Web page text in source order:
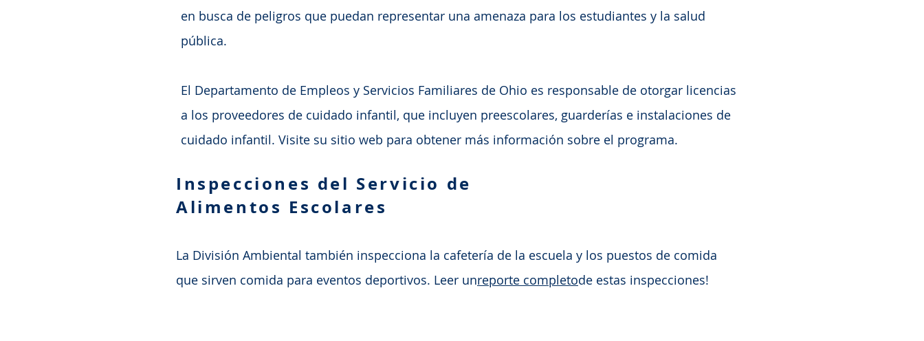
en busca de peligros que puedan representar una amenaza para los estudiantes y la salud
pública.
El Departamento de Empleos y Servicios Familiares de Ohio es responsable de otorgar licencias
a los proveedores de cuidado infantil, que incluyen preescolares, guarderías e instalaciones de
cuidado infantil. Visite su sitio web para obtener más información sobre el programa.
Inspecciones del Servicio de
Alimentos Escolares
La División Ambiental también inspecciona la cafetería de la escuela y los puestos de comida
que sirven comida para eventos deportivos. Leer unreporte completode estas inspecciones!